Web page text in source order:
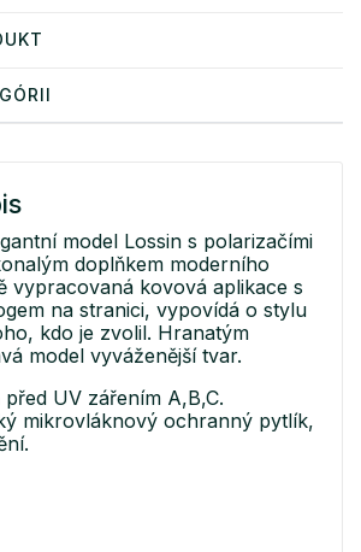
model Lossin s polarizačími
doplňkem moderního
vypracovaná kovová aplikace s
na stranici, vypovídá o stylu
kdo je zvolil. Hranatým
model vyváženější tvar.
UV zářením A,B,C.
mikrovláknový ochranný pytlík,